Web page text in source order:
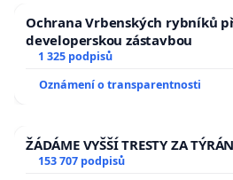
Ochrana Vrbenských rybníků
developerskou zástavbou
1 325 podpisů
Oznámení o transparentnosti
ŽÁDÁME VYŠŠÍ TRESTY ZA
153 707 podpisů